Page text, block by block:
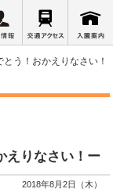
う！おかえりなさい！
りなさい！ー
2018年8月2日（木）